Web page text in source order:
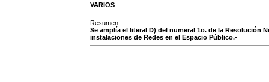
VARIOS
Resumen:
Se amplía el literal D) del numeral 1o. de la Resolución
instalaciones de Redes en el Espacio Público.-